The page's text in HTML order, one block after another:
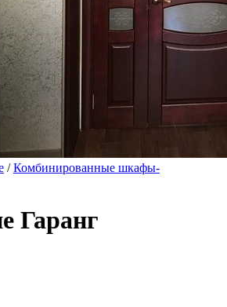
/Комбинированные шкафы-
Гаранг